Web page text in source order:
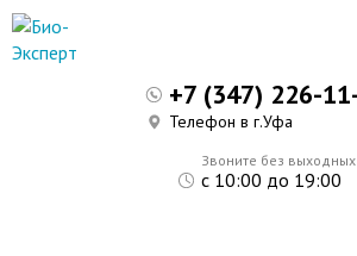
Звоните без выходных
с 10:00 до 19:00
+7 (347) 226-
Телефон в г.Уфа